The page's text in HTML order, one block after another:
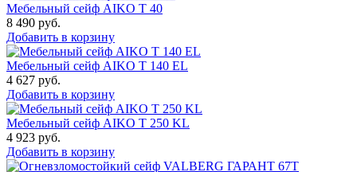
Мебельный сейф AIKO Т 40
8 490 руб.
Добавить в корзину
Мебельный сейф AIKO T 140 EL
4 627 руб.
Добавить в корзину
Мебельный сейф AIKO T 250 KL
4 923 руб.
Добавить в корзину